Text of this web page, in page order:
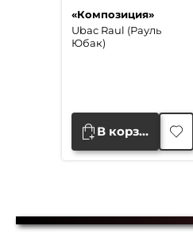
«Композиция»
Ubac Raul (Рауль
Юбак)
В корзину